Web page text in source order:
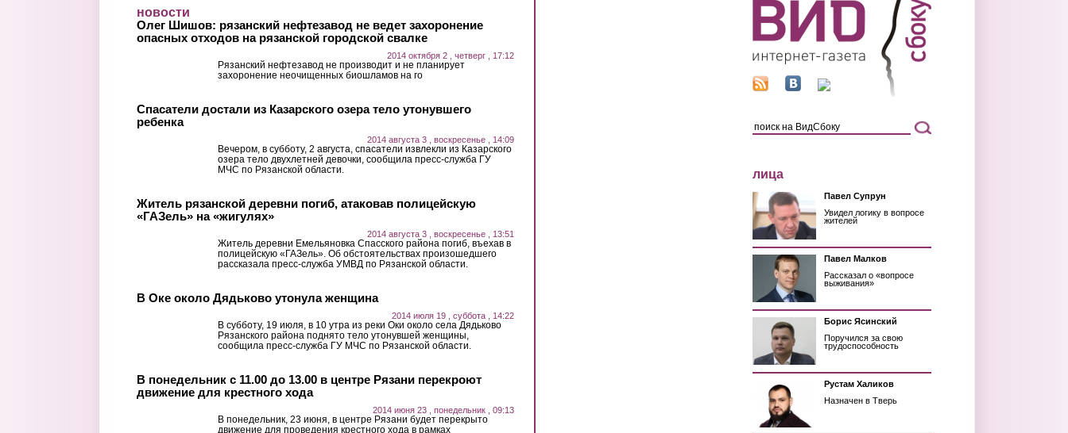
новости
Олег Шишов: рязанский нефтезавод не ведет захоронение
опасных отходов на рязанской городской свалке
2014 октября 2 , четверг , 17:12
Рязанский нефтезавод не производит и не планирует
захоронение неочищенных биошламов на го
Спасатели достали из Казарского озера тело утонувшего
ребенка
2014 августа 3 , воскресенье , 14:09
Вечером, в субботу, 2 августа, спасатели извлекли из Казарского
озера тело двухлетней девочки, сообщила пресс-служба ГУ
МЧС по Рязанской области.
Житель рязанской деревни погиб, атаковав полицейскую
«ГАЗель» на «жигулях»
2014 августа 3 , воскресенье , 13:51
Житель деревни Емельяновка Спасского района погиб, въехав в
полицейскую «ГАЗель». Об обстоятельствах произошедшего
рассказала пресс-служба УМВД по Рязанской области.
В Оке около Дядьково утонула женщина
2014 июля 19 , суббота , 14:22
В субботу, 19 июля, в 10 утра из реки Оки около села Дядьково
Рязанского района поднято тело утонувшей женщины,
сообщила пресс-служба ГУ МЧС по Рязанской области.
В понедельник с 11.00 до 13.00 в центре Рязани перекроют
движение для крестного хода
2014 июня 23 , понедельник , 09:13
В понедельник, 23 июня, в центре Рязани будет перекрыто
движение для проведения крестного хода в рамках
лица
Павел Супрун
Увидел логику в вопросе
жителей
Павел Малков
Рассказал о «вопросе
выживания»
Борис Ясинский
Поручился за свою
трудоспособность
Рустам Халиков
Назначен в Тверь